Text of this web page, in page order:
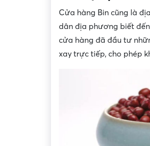
Cửa hàng Bin cũng là
dân địa phương biết
cửa hàng đã đầu tư
xay trực tiếp, cho phép